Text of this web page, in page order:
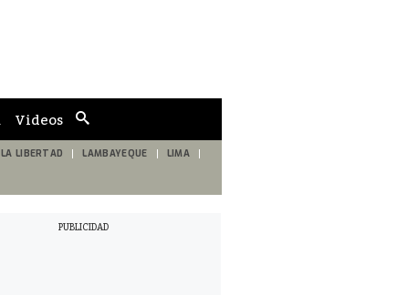
de
búsqueda
Videos
LA LIBERTAD LAMBAYEQUE LIMA